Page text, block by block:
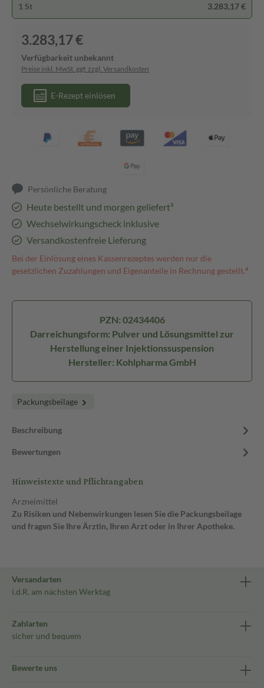
1 St 3.283,17 €
3.283,17 €
Verfügbarkeit unbekannt
Preise inkl. MwSt. ggf. zzgl. Versandkosten
E-Rezept einlösen
Persönliche Beratung
Heute bestellt und morgen geliefert³
Wechselwirkungscheck inklusive
Versandkostenfreie Lieferung
Bei der Einlösung eines Kassenrezeptes werden nur die
gesetzlichen Zuzahlungen und Eigenanteile in Rechnung gestellt.⁴
PZN: 02434406
Darreichungsform: Pulver und Lösungsmittel zur
Herstellung einer Injektionssuspension
Hersteller: Kohlpharma GmbH
Packungsbeilage
Beschreibung
Bewertungen
Hinweistexte und Pflichtangaben
Arzneimittel
Zu Risiken und Nebenwirkungen lesen Sie die Packungsbeilage
und fragen Sie Ihre Ärztin, Ihren Arzt oder in Ihrer Apotheke.
Versandarten
i.d.R. am nächsten Werktag
Zahlarten
sicher und bequem
Bewerte uns